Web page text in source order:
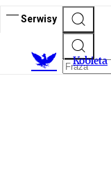
Serwisy
Kobieta